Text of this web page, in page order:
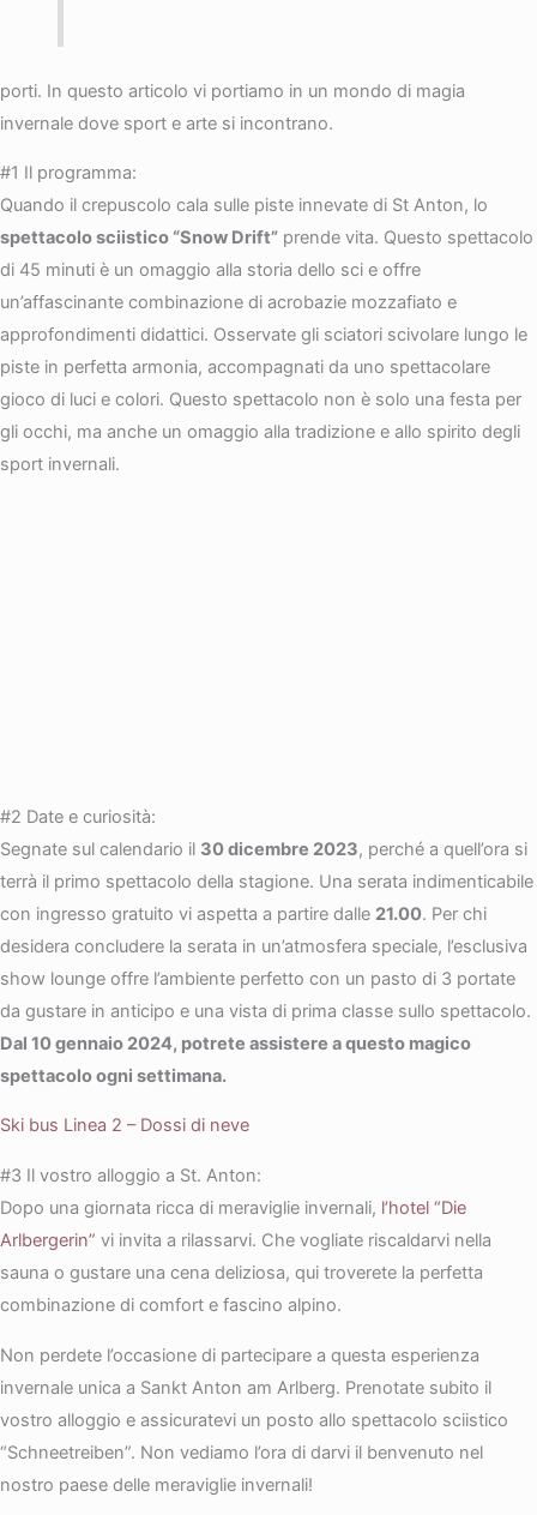
porti. In questo articolo vi portiamo in un mondo di magia
invernale dove sport e arte si incontrano.
#1 Il programma:
Quando il crepuscolo cala sulle piste innevate di St Anton, lo
spettacolo sciistico “Snow Drift” prende vita. Questo spettacolo
di 45 minuti è un omaggio alla storia dello sci e offre
un’affascinante combinazione di acrobazie mozzafiato e
approfondimenti didattici. Osservate gli sciatori scivolare lungo le
piste in perfetta armonia, accompagnati da uno spettacolare
gioco di luci e colori. Questo spettacolo non è solo una festa per
gli occhi, ma anche un omaggio alla tradizione e allo spirito degli
sport invernali.
#2 Date e curiosità:
Segnate sul calendario il 30 dicembre 2023, perché a quell’ora si
terrà il primo spettacolo della stagione. Una serata indimenticabile
con ingresso gratuito vi aspetta a partire dalle 21.00. Per chi
desidera concludere la serata in un’atmosfera speciale, l’esclusiva
show lounge offre l’ambiente perfetto con un pasto di 3 portate
da gustare in anticipo e una vista di prima classe sullo spettacolo.
Dal 10 gennaio 2024, potrete assistere a questo magico
spettacolo ogni settimana.
Ski bus Linea 2 – Dossi di neve
#3 Il vostro alloggio a St. Anton:
Dopo una giornata ricca di meraviglie invernali, l’hotel “Die
Arlbergerin” vi invita a rilassarvi. Che vogliate riscaldarvi nella
sauna o gustare una cena deliziosa, qui troverete la perfetta
combinazione di comfort e fascino alpino.
Non perdete l’occasione di partecipare a questa esperienza
invernale unica a Sankt Anton am Arlberg. Prenotate subito il
vostro alloggio e assicuratevi un posto allo spettacolo sciistico
“Schneetreiben”. Non vediamo l’ora di darvi il benvenuto nel
nostro paese delle meraviglie invernali!